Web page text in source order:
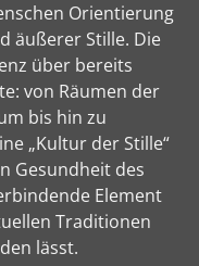
Orientierung
äußerer Stille. Die
über bereits
von Räumen der
bis hin zu
„Kultur der Stille“
Gesundheit des
Element
Traditionen
lässt.